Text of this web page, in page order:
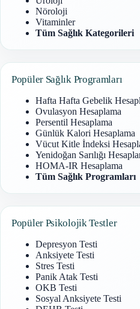
Nöroloji
Vitaminler
Tüm Sağlık Kategorileri
Popüler Sağlık Programları
Hafta Hafta Gebelik
Ovulasyon Hesaplama
Persentil Hesaplama
Günlük Kalori Hesaplama
Vücut Kitle İndeksi
Yenidoğan Sarılığı
HOMA-IR Hesaplama
Tüm Sağlık Programları
Popüler Psikolojik Testler
Depresyon Testi
Anksiyete Testi
Stres Testi
Panik Atak Testi
OKB Testi
Sosyal Anksiyete Testi